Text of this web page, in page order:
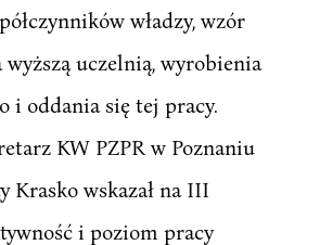
władzy, wzór
wyższą uczelnią, wyrobienia
i oddania się tej pracy.
KW PZPR w Poznaniu
Krasko wskazał na III
i poziom pracy